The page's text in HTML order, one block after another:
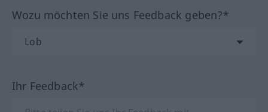
Wozu möchten Sie uns Feedback geben?*
Ihr Feedback*